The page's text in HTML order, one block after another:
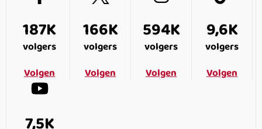
187K
volgers
Volgen
166K
volgers
Volgen
594K
volgers
Volgen
9,6K
volgers
Volgen